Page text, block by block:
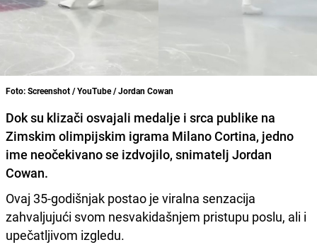
Foto: Screenshot / YouTube / Jordan Cowan
Dok su klizači osvajali medalje i srca publike na
Zimskim olimpijskim igrama Milano Cortina, jedno
ime neočekivano se izdvojilo, snimatelj Jordan
Cowan.
Ovaj 35-godišnjak postao je viralna senzacija
zahvaljujući svom nesvakidašnjem pristupu poslu, ali i
upečatljivom izgledu.